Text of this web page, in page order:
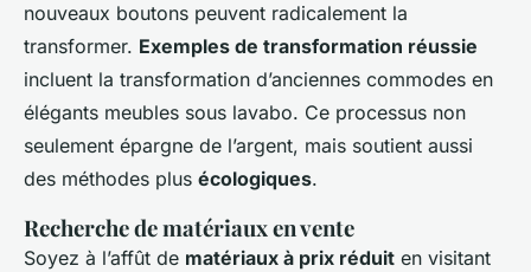
nouveaux boutons peuvent radicalement la
transformer. Exemples de transformation réussie
incluent la transformation d’anciennes commodes en
élégants meubles sous lavabo. Ce processus non
seulement épargne de l’argent, mais soutient aussi
des méthodes plus écologiques.
Recherche de matériaux en vente
Soyez à l’affût de matériaux à prix réduit en visitant